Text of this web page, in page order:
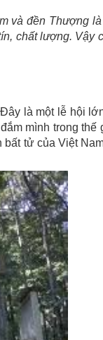
và đền Thượng
chất lượng. Vậy
là một lễ hội
mình trong thế
tử của Việt